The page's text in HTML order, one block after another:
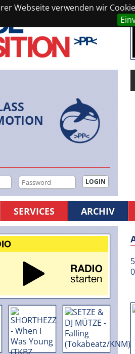
Webseite verwenden wir
SERVICES ARCHIV